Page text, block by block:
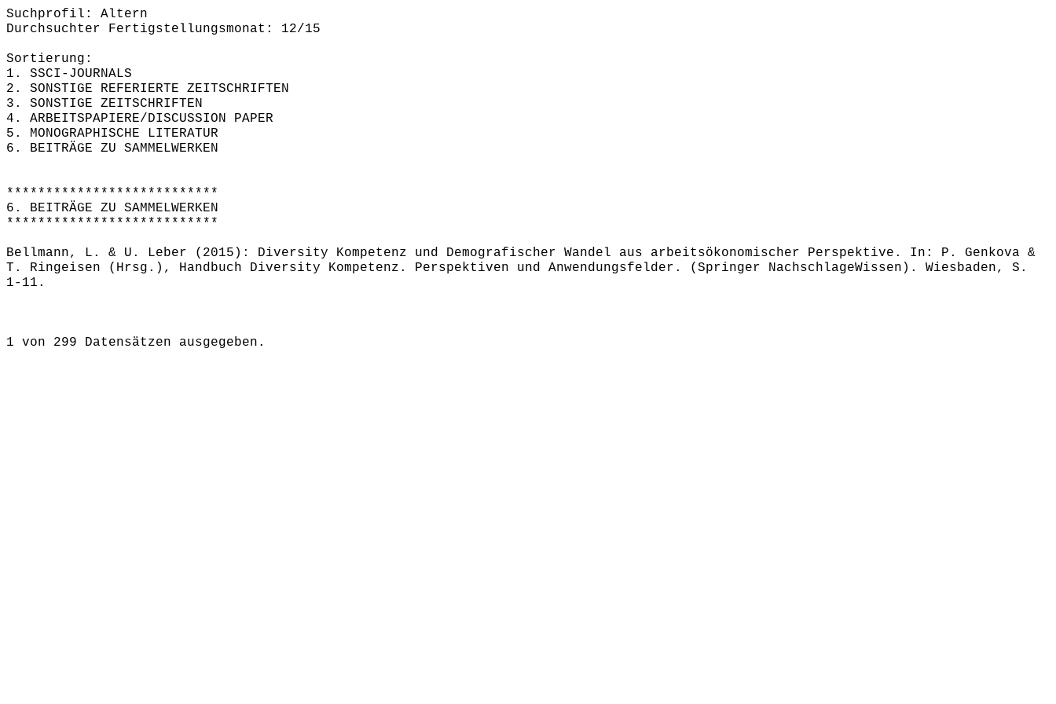
Suchprofil: Altern
Durchsuchter Fertigstellungsmonat: 12/15
Sortierung:
1. SSCI-JOURNALS
2. SONSTIGE REFERIERTE ZEITSCHRIFTEN
3. SONSTIGE ZEITSCHRIFTEN
4. ARBEITSPAPIERE/DISCUSSION PAPER
5. MONOGRAPHISCHE LITERATUR
6. BEITRÄGE ZU SAMMELWERKEN
***************************
6. BEITRÄGE ZU SAMMELWERKEN
***************************
Bellmann, L. & U. Leber (2015): Diversity Kompetenz und Demografischer Wandel aus arbeitsökonomischer Perspektive. In: P. Genkova &
T. Ringeisen (Hrsg.), Handbuch Diversity Kompetenz. Perspektiven und Anwendungsfelder. (Springer NachschlageWissen). Wiesbaden, S.
1-11.
1 von 299 Datensätzen ausgegeben.